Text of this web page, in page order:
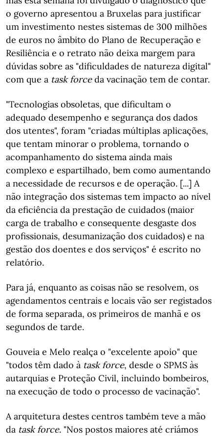
o governo apresentou a Bruxelas para justificar
um investimento nestes sistemas de 300 milhões
de euros no âmbito do Plano de Recuperação e
Resiliência e o retrato não deixa margem para
dúvidas sobre as "dificuldades de natureza digital"
com que a task forceda vacinação tem de contar.
"Tecnologias obsoletas, que dificultam o
adequado desempenho e segurança dos dados
dos utentes", foram "criadas múltiplas aplicações,
que tentam minorar o problema, tornando o
acompanhamento do sistema ainda mais
complexo e espartilhado, bem como aumentando
a necessidade de recursos e de operação. [...] A
não integração dos sistemas tem impacto ao nível
da eficiência da prestação de cuidados (maior
carga de trabalho e consequente desgaste dos
profissionais, desumanização dos cuidados) e na
gestão dos doentes e dos serviços" é escrito no
relatório.
Para já, enquanto as coisas não se resolvem, os
agendamentos centrais e locais vão ser registados
de forma separada, os primeiros de manhã e os
segundos de tarde.
Gouveia e Melo realça o "excelente apoio" que
"todos têm dado à task force, desde o SPMS às
autarquias e Proteção Civil, incluindo bombeiros,
na execução de todo o processo de vacinação".
A arquitetura destes centros também teve a mão
da task force. "Nos postos maiores até criámos